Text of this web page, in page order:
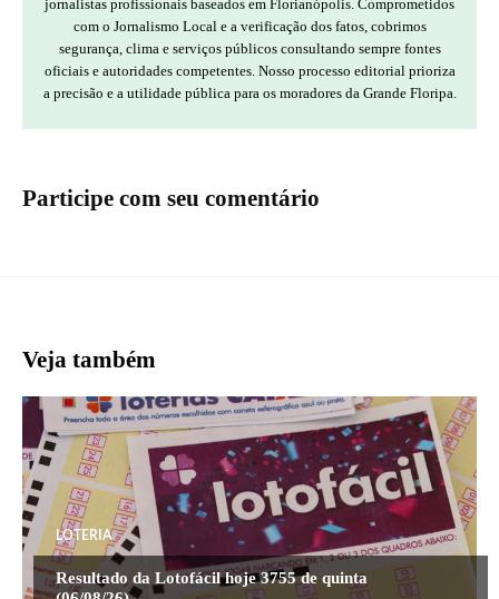
jornalistas profissionais baseados em Florianópolis. Comprometidos
com o Jornalismo Local e a verificação dos fatos, cobrimos
segurança, clima e serviços públicos consultando sempre fontes
oficiais e autoridades competentes. Nosso processo editorial prioriza
a precisão e a utilidade pública para os moradores da Grande Floripa.
Participe com seu comentário
Veja também
LOTERIA
Resultado da Lotofácil hoje 3755 de quinta